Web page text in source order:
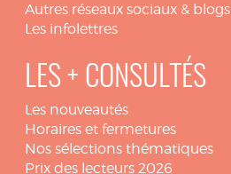
Autres réseaux sociaux & blogs
Les infolettres
LES + CONSULTÉS
Les nouveautés
Horaires et fermetures
Nos sélections thématiques
Prix des lecteurs 2026